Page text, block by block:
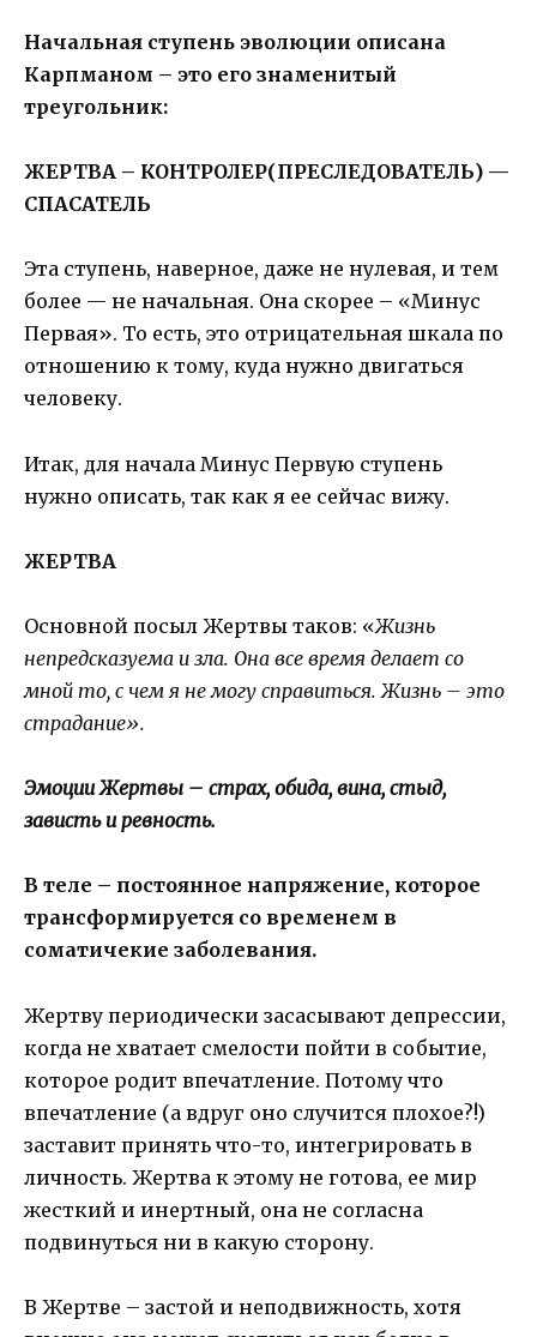
Начальная ступень эволюции описана
Карпманом – это его знаменитый
треугольник:
ЖЕРТВА – КОНТРОЛЕР(ПРЕСЛЕДОВАТЕЛЬ) —
СПАСАТЕЛЬ
Эта ступень, наверное, даже не нулевая, и тем
более — не начальная. Она скорее – «Минус
Первая». То есть, это отрицательная шкала по
отношению к тому, куда нужно двигаться
человеку.
Итак, для начала Минус Первую ступень
нужно описать, так как я ее сейчас вижу.
ЖЕРТВА
Основной посыл Жертвы таков: «Жизнь
непредсказуема и зла. Она все время делает со
мной то, с чем я не могу справиться. Жизнь – это
страдание».
Эмоции Жертвы – страх, обида, вина, стыд,
зависть и ревность.
В теле – постоянное напряжение, которое
трансформируется со временем в
соматичекие заболевания.
Жертву периодически засасывают депрессии,
когда не хватает смелости пойти в событие,
которое родит впечатление. Потому что
впечатление (а вдруг оно случится плохое?!)
заставит принять что-то, интегрировать в
личность. Жертва к этому не готова, ее мир
жесткий и инертный, она не согласна
подвинуться ни в какую сторону.
В Жертве – застой и неподвижность, хотя